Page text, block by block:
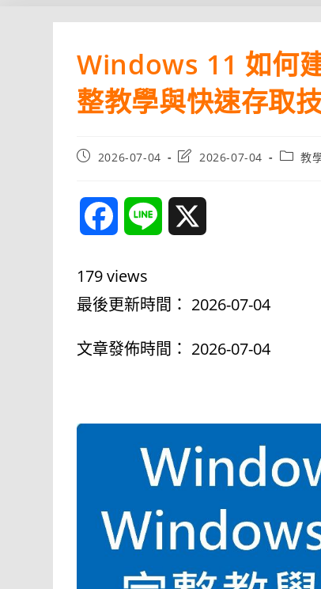
Windows 11 如何
整教學與快速存取
Post2026-07-04
Post2026-07-04
Post教
179 views
最後更新時間： 2026-07-04
文章發佈時間： 2026-07-04